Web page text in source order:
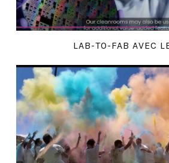
LAB-TO-FAB AVEC